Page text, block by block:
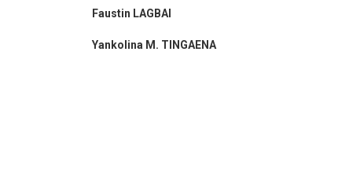
Faustin LAGBAI
Yankolina M. TINGAENA